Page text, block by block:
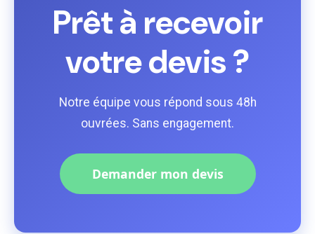
Prêt à recevoir
votre devis ?
Notre équipe vous répond sous 48h
ouvrées. Sans engagement.
Demander mon devis